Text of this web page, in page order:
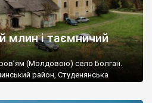
млин і таємничий
(Молдовою) село Болган.
район, Студенянська